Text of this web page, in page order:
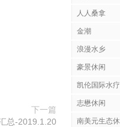
下一篇
总-2019.1.20
人人桑拿
金潮
浪漫水乡
豪景休闲
凯伦国际水疗
志懋休闲
南美元生态休